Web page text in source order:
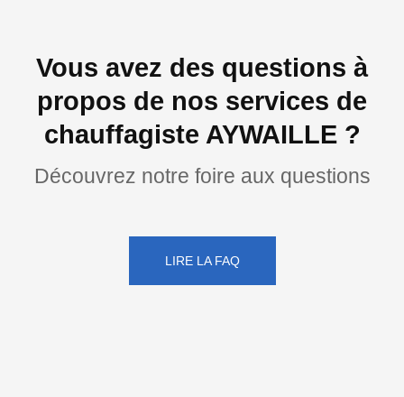
Vous avez des questions à
propos de nos services de
chauffagiste AYWAILLE ?
Découvrez notre foire aux questions
LIRE LA FAQ